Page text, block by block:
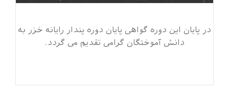
در پایان این دوره گواهی پایان دوره پندار رایانه خزر به
دانش آموختگان گرامی تقدیم می گردد.